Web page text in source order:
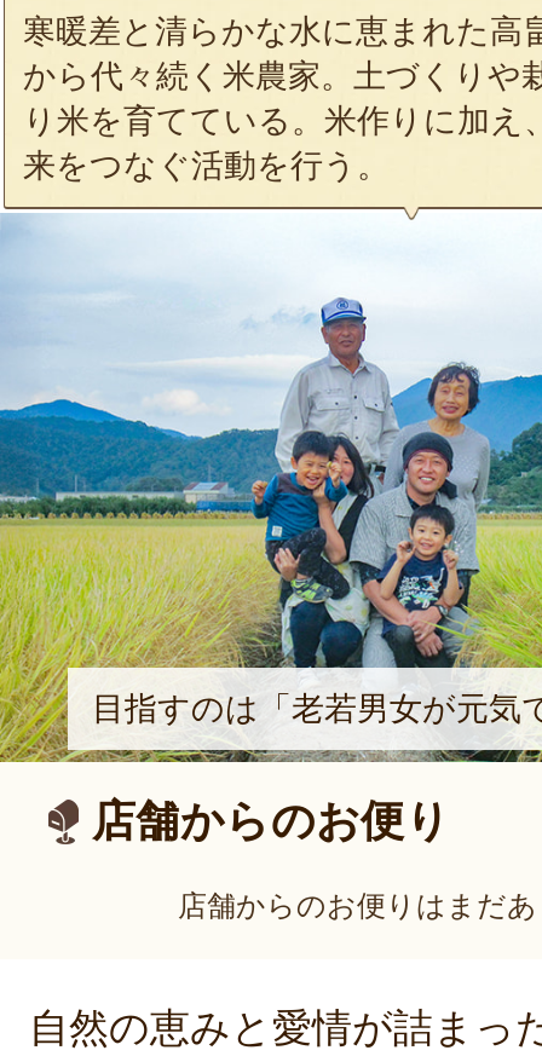
寒暖差と清らかな水に恵まれた高
から代々続く米農家。土づくりや
り米を育てている。米作りに加え
来をつなぐ活動を行う。
目指すのは「老若男女が元気
店舗からのお便り
店舗からのお便りはまだ
自然の恵みと愛情が詰まっ